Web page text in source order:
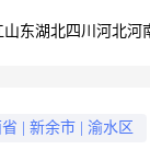
山东湖北四川 河北河
新余市 渝水区